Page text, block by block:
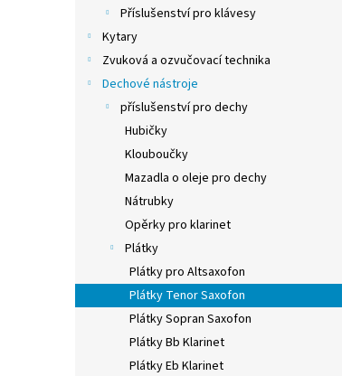
Příslušenství pro klávesy
Kytary
Zvuková a ozvučovací technika
Dechové nástroje
příslušenství pro dechy
Hubičky
Klouboučky
Mazadla o oleje pro dechy
Nátrubky
Opěrky pro klarinet
Plátky
Plátky pro Altsaxofon
Plátky Tenor Saxofon
Plátky Sopran Saxofon
Plátky Bb Klarinet
Plátky Eb Klarinet